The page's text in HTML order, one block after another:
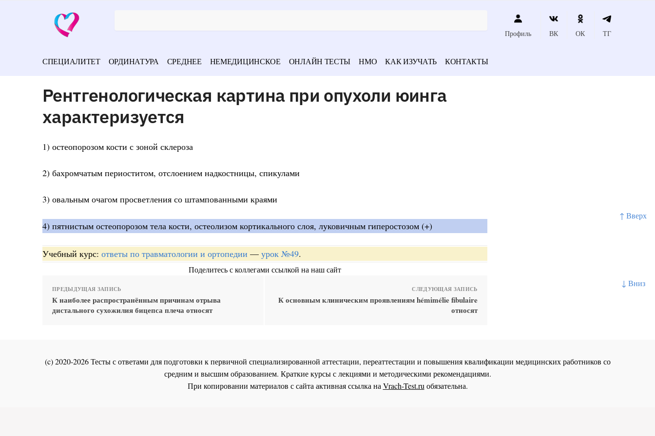
↑ Вверх
↓ Вниз
Профиль ВК ОК ТГ
СПЕЦИАЛИТЕТ ОРДИНАТУРА СРЕДНЕЕ НЕМЕДИЦИНСКОЕ ОНЛАЙН ТЕСТЫ НМО КАК ИЗУЧАТЬ КОНТАКТЫ
Рентгенологическая картина при опухоли юинга
характеризуется
1) остеопорозом кости с зоной склероза
2) бахромчатым периоститом, отслоением надкостницы, спикулами
3) овальным очагом просветления со штампованными краями
4) пятнистым остеопорозом тела кости, остеолизом кортикального слоя, луковичным гиперостозом (+)
Учебный курс: ответы по травматологии и ортопедии — урок №49.
Поделитесь с коллегами ссылкой на наш сайт
ПРЕДЫДУЩАЯ ЗАПИСЬ
К наиболее распространённым причинам отрыва
дистального сухожилия бицепса плеча относят
СЛЕДУЮЩАЯ ЗАПИСЬ
К основным клиническим проявлениям hémimélie fibulaire
относят
(c) 2020-2026 Тесты с ответами для подготовки к первичной специализированной аттестации, переаттестации и повышения квалификации медицинских работников со
средним и высшим образованием. Краткие курсы с лекциями и методическими рекомендациями.
При копировании материалов с сайта активная ссылка наVrach-Test.ruобязательна.